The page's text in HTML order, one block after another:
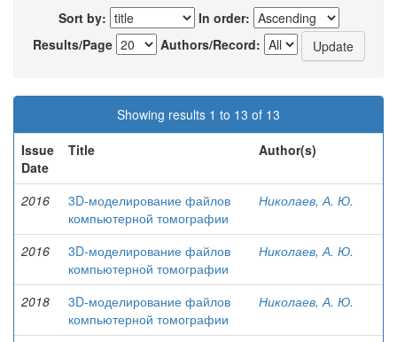
Sort by:
In order:
Results/Page
Authors/Record:
Showing results 1 to 13 of 13
Issue
Date
Title Author(s)
2016
3D-моделирование файлов
компьютерной томографии
Николаев, А. Ю.
2016
3D-моделирование файлов
компьютерной томографии
Николаев, А. Ю.
2018
3D-моделирование файлов
компьютерной томографии
Николаев, А. Ю.